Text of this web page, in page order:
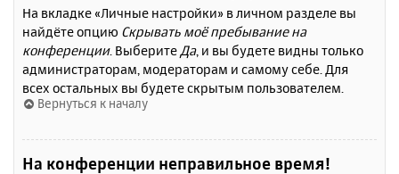
На вкладке «Личные настройки» в личном разделе вы
найдёте опцию Скрывать моё пребывание на
конференции. Выберите Да, и вы будете видны только
администраторам, модераторам и самому себе. Для
всех остальных вы будете скрытым пользователем.
Вернуться к началу
На конференции неправильное время!